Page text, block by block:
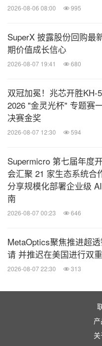
2026-08-06 08:00 995
SuperX 披露股份回购最
期价值成长信心
2026-08-07 19:41 680
双冠加冕！兆芯开胜
2026 "金灵光杯" 专题赛
决赛金奖
2026-08-07 12:30 594
Supermicro 第七届年度
会汇聚 21 家生态系统合
分享规模化部署企业级
南
2026-08-07 00:23 646
MetaOptics聚焦推进超
请 并推迟在美国进行双
2026-08-07 22:30 313